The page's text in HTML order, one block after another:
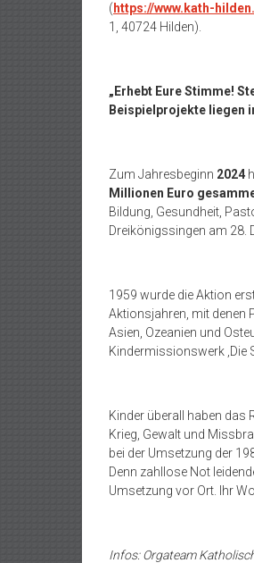
( https://www.kath-
1, 40724 Hilden).
„Erhebt Eure Stimme!
Beispielprojekte liegen
Zum Jahresbeginn 2024
Millionen Euro
Bildung, Gesundheit,
Dreikönigssingen am 28.
1959 wurde die Aktion
Aktionsjahren, mit denen
Asien, Ozeanien und
Kindermissionswerk ‚Die
Kinder überall haben das
Krieg, Gewalt und
bei der Umsetzung der
Denn zahllose Not
Umsetzung vor Ort. Ihr
Infos: Orgateam